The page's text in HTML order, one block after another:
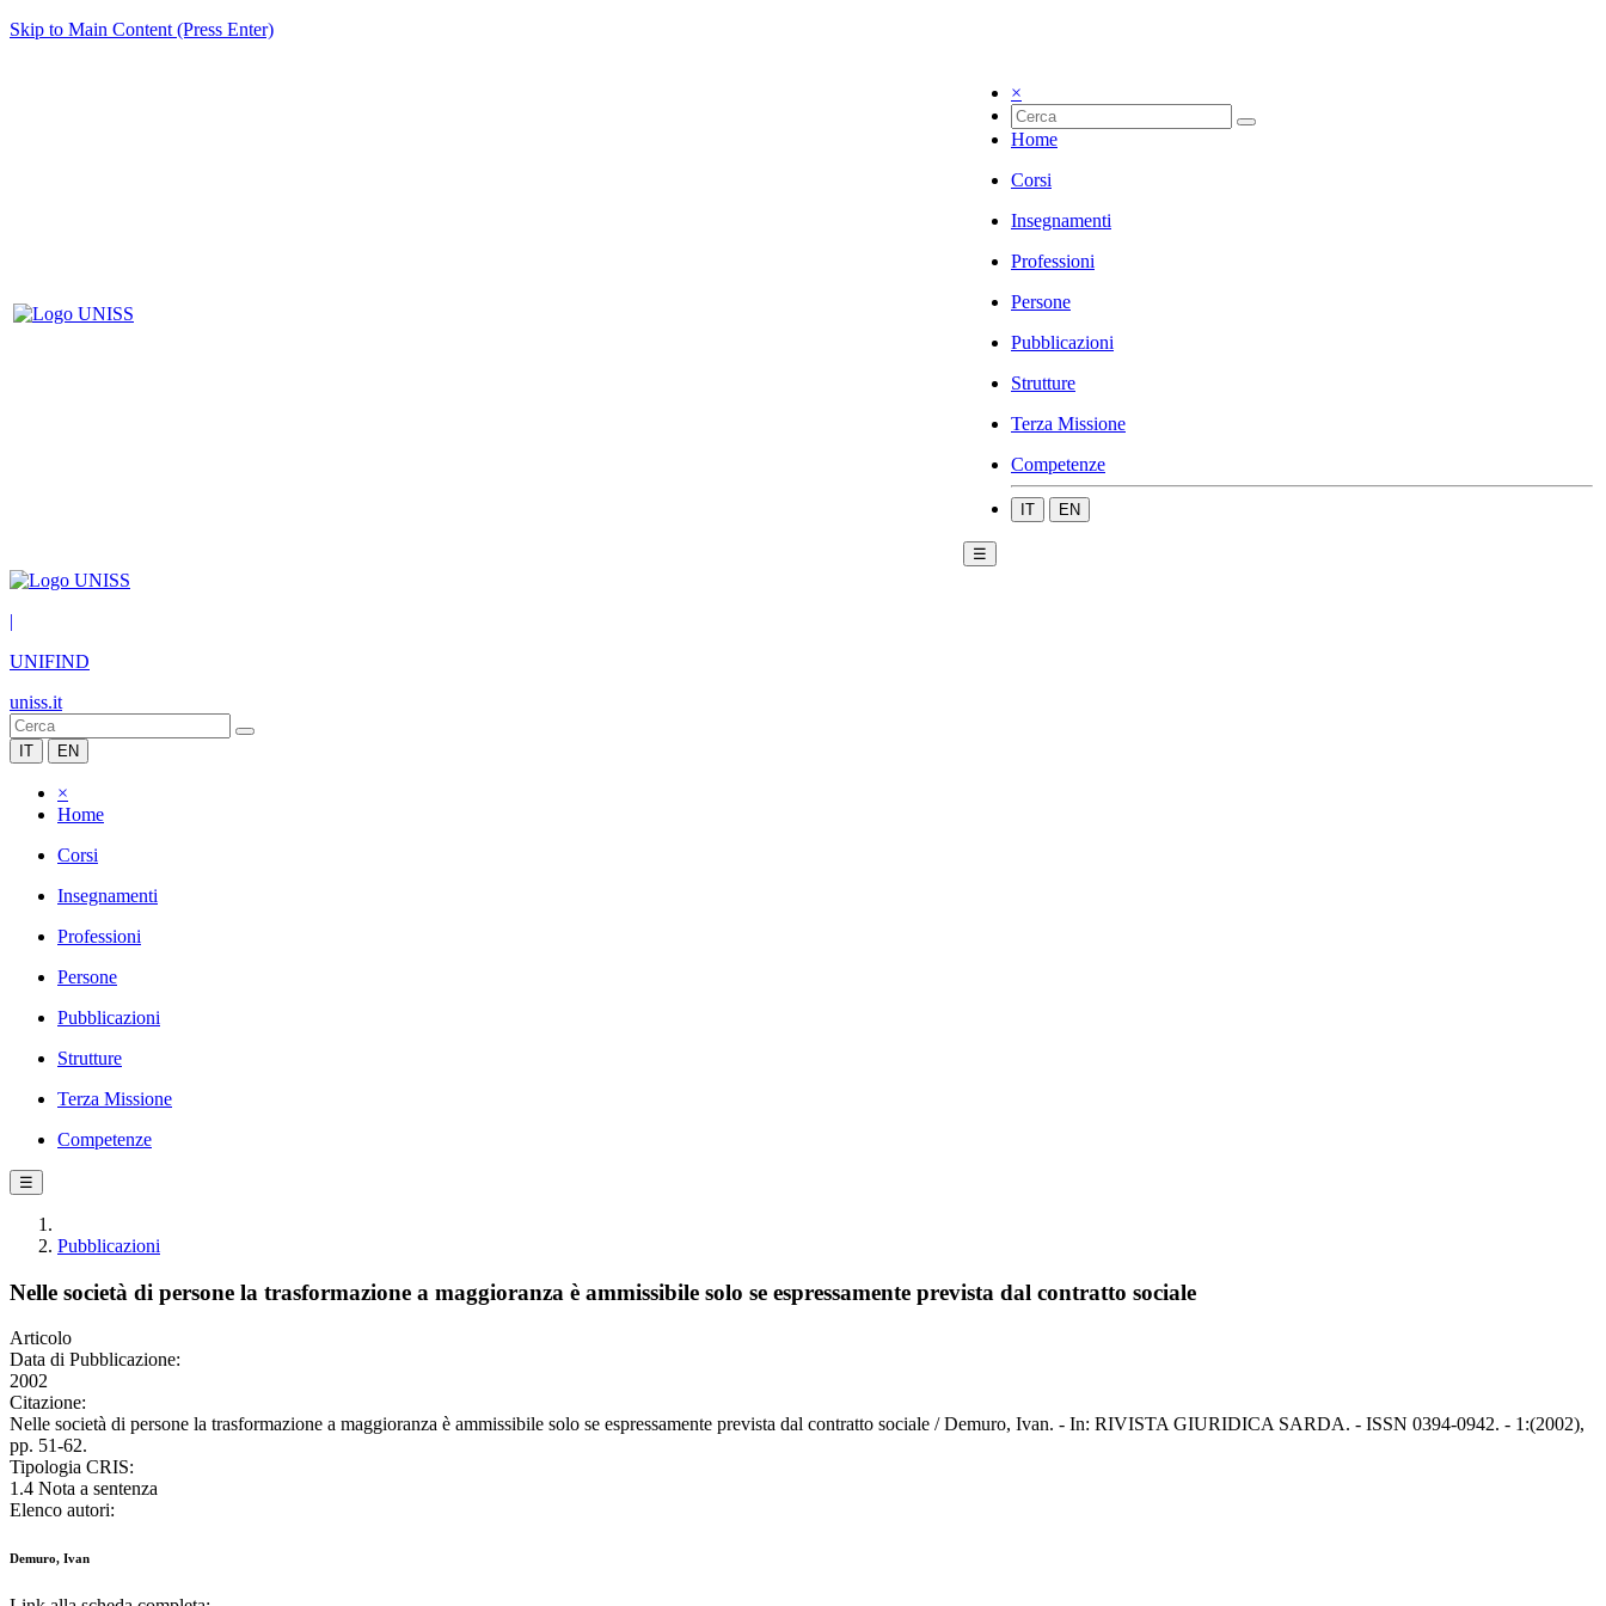
Skip to Main Content (Press Enter)
×
Home
Corsi
Insegnamenti
Professioni
Persone
Pubblicazioni
Strutture
Terza Missione
Competenze
IT EN
☰
|
UNIFIND
uniss.it
IT EN
×
Home
Corsi
Insegnamenti
Professioni
Persone
Pubblicazioni
Strutture
Terza Missione
Competenze
☰
Pubblicazioni
Nelle società di persone la trasformazione a maggioranza è ammissibile solo se espressamente prevista dal contratto sociale
Articolo
Data di Pubblicazione:
2002
Citazione:
Nelle società di persone la trasformazione a maggioranza è ammissibile solo se espressamente prevista dal contratto sociale / Demuro, Ivan. - In: RIVISTA GIURIDICA SARDA. - ISSN 0394-0942. - 1:(2002),
pp. 51-62.
Tipologia CRIS:
1.4 Nota a sentenza
Elenco autori:
Demuro, Ivan